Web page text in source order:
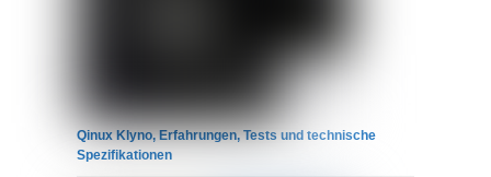
Qinux Klyno, Erfahrungen, Tests und technische
Spezifikationen